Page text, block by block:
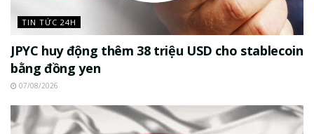
TIN TỨC 24H
JPYC huy động thêm 38 triệu USD cho stablecoin
bằng đồng yen
07/08/2026